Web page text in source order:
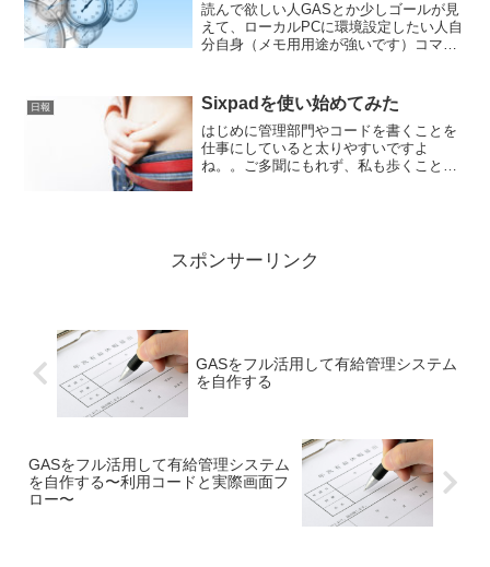
読んで欲しい人GASとか少しゴールが見
えて、ローカルPCに環境設定したい人自
分自身（メモ用用途が強いです）コマン
を作る。cdで対象ディレクトリに移動
後、実施c...
日報 Sixpadを使い始めてみた
はじめに管理部門やコードを書くことを
仕事にしていると太りやすいですよ
ね。。ご多聞にもれず、私も歩くことや
スポンサーリンク
GASをフル活用して有給管理システム
を自作する
GASをフル活用して有給管理システム
を自作する〜利用コードと実際画面フ
ロー〜